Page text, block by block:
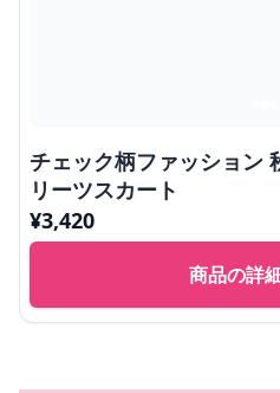
チェック柄ファッション
リーツスカート
¥3,420
商品の詳